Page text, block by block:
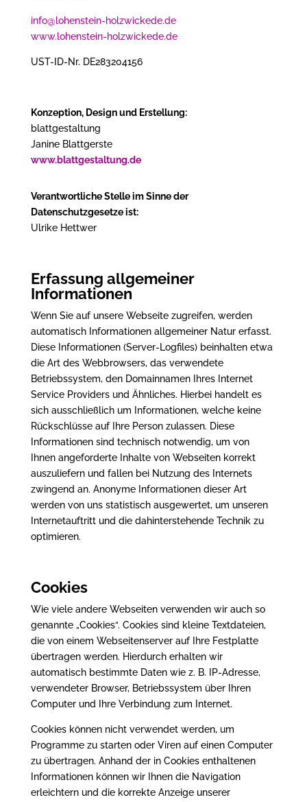
info@lohenstein-holzwickede.de
www.lohenstein-holzwickede.de
UST-ID-Nr. DE283204156
Konzeption, Design und Erstellung:
blattgestaltung
Janine Blattgerste
www.blattgestaltung.de
Verantwortliche Stelle im Sinne der
Datenschutzgesetze ist:
Ulrike Hettwer
Erfassung allgemeiner
Informationen
Wenn Sie auf unsere Webseite zugreifen, werden
automatisch Informationen allgemeiner Natur erfasst.
Diese Informationen (Server-Logfiles) beinhalten etwa
die Art des Webbrowsers, das verwendete
Betriebssystem, den Domainnamen Ihres Internet
Service Providers und Ähnliches. Hierbei handelt es
sich ausschließlich um Informationen, welche keine
Rückschlüsse auf Ihre Person zulassen. Diese
Informationen sind technisch notwendig, um von
Ihnen angeforderte Inhalte von Webseiten korrekt
auszuliefern und fallen bei Nutzung des Internets
zwingend an. Anonyme Informationen dieser Art
werden von uns statistisch ausgewertet, um unseren
Internetauftritt und die dahinterstehende Technik zu
optimieren.
Cookies
Wie viele andere Webseiten verwenden wir auch so
genannte „Cookies“. Cookies sind kleine Textdateien,
die von einem Webseitenserver auf Ihre Festplatte
übertragen werden. Hierdurch erhalten wir
automatisch bestimmte Daten wie z. B. IP-Adresse,
verwendeter Browser, Betriebssystem über Ihren
Computer und Ihre Verbindung zum Internet.
Cookies können nicht verwendet werden, um
Programme zu starten oder Viren auf einen Computer
zu übertragen. Anhand der in Cookies enthaltenen
Informationen können wir Ihnen die Navigation
erleichtern und die korrekte Anzeige unserer